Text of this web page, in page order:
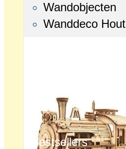
Wandobjecten
Wanddeco Hout
Bestsellers